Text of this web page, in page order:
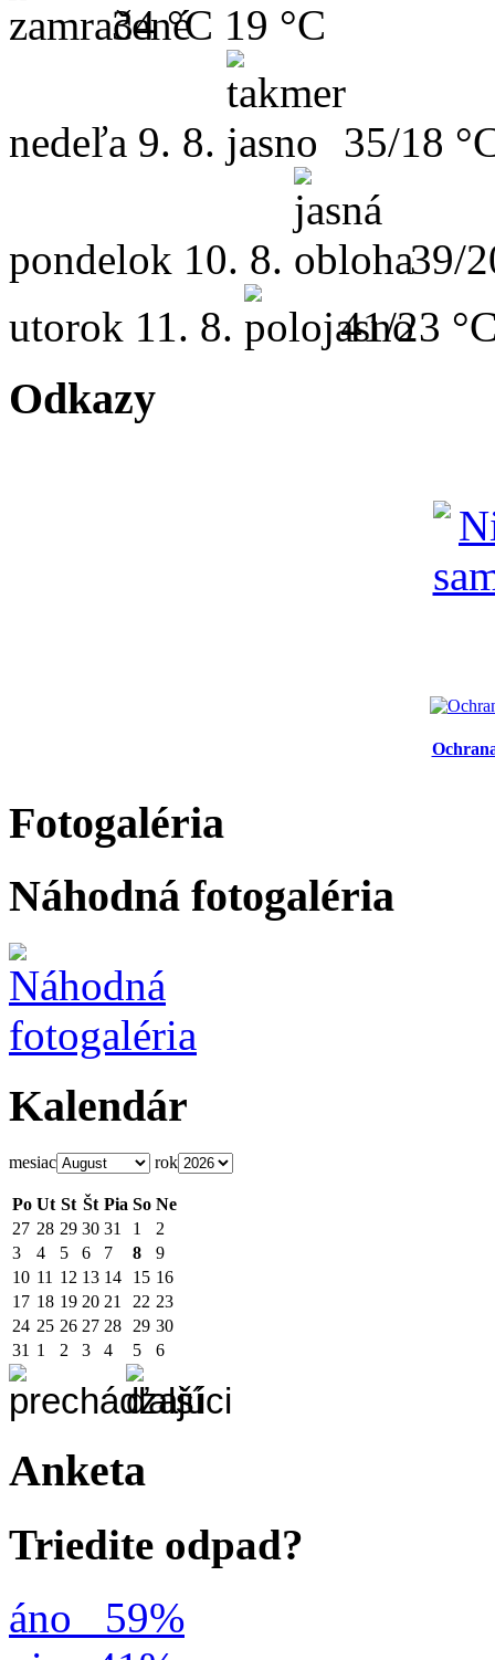
34 °C 19 °C
nedeľa 9. 8. 35/18
pondelok 10. 8.
39/
utorok 11. 8. 41/23
Odkazy
Fotogaléria
Náhodná fotogaléria
Kalendár
mesiac rok
Po Ut St Št Pia So Ne
27 28 29 30 31 1
2
3
4 5 6 7 8
9
10 11 12 13 14 15 16
17 18 19 20 21 22 23
24 25 26 27 28 29 30
31 1 2 3 4 5 6
Anketa
Triedite odpad?
áno
59%